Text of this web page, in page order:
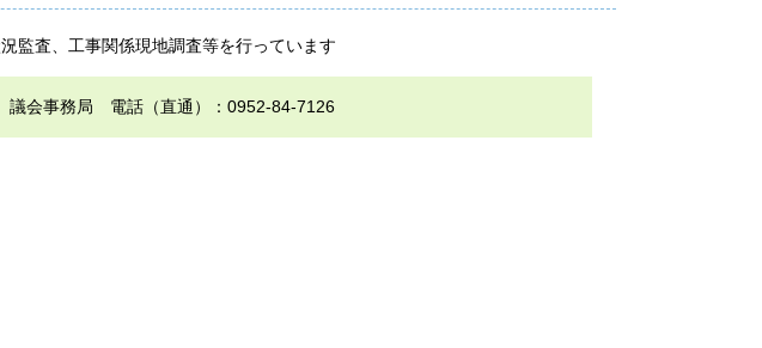
監査、工事関係現地調査等を行っています
議会事務局 電話（直通）：0952-84-7126